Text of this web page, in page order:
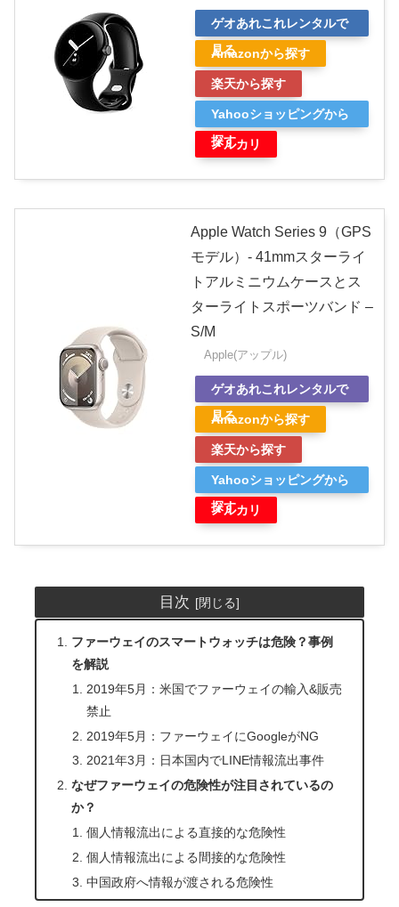
ゲオあれこれレンタルで
見る
Amazonから探す
楽天から探す
Yahooショッピングから
探す
メルカリ
Apple Watch Series 9（GPS
モデル）- 41mmスターライ
トアルミニウムケースとス
ターライトスポーツバンド –
S/M
Apple(アップル)
ゲオあれこれレンタルで
見る
Amazonから探す
楽天から探す
Yahooショッピングから
探す
メルカリ
目次
ファーウェイのスマートウォッチは危険？事例
を解説
2019年5月：米国でファーウェイの輸入&販売
禁止
2019年5月：ファーウェイにGoogleがNG
2021年3月：日本国内でLINE情報流出事件
なぜファーウェイの危険性が注目されているの
か？
個人情報流出による直接的な危険性
個人情報流出による間接的な危険性
中国政府へ情報が渡される危険性